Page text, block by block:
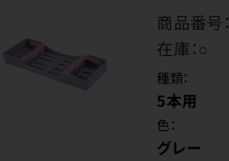
商品番号：
在庫：○
種類：
5本用
色：
グレー